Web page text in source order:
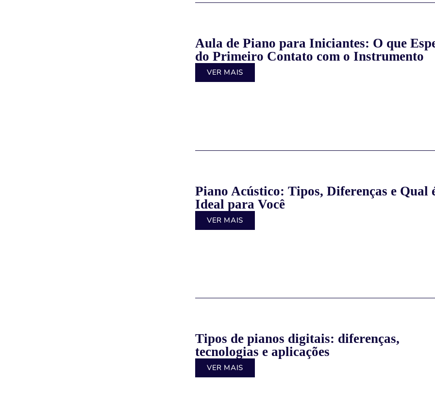
Aula de Piano para Iniciantes: O que
do Primeiro Contato com o Instrumento
VER MAIS
Piano Acústico: Tipos, Diferenças e Qual
Ideal para Você
VER MAIS
Tipos de pianos digitais: diferenças,
tecnologias e aplicações
VER MAIS